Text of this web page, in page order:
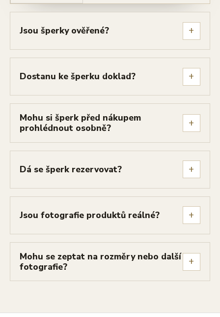
Jsou šperky ověřené? +
Dostanu ke šperku doklad? +
Mohu si šperk před nákupem
prohlédnout osobně?
+
Dá se šperk rezervovat? +
Jsou fotografie produktů reálné? +
Mohu se zeptat na rozměry nebo další
fotografie?
+